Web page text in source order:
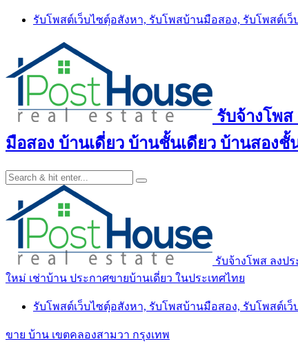
Skip
รับโพสต์เว็บไซตฺ์อสังหา, รับโพสบ้านมือสอง, รับโพสต์เ
รับจ้างโพ
มือสอง บ้านเดี่ยว บ้านชั้นเดียว บ้านสอง
รับจ้างโพส ลงป
ใหม่ เช่าบ้าน ประกาศขายบ้านเดี่ยว ในประเทศไทย
รับโพสต์เว็บไซตฺ์อสังหา, รับโพสบ้านมือสอง, รับโพสต์เ
ขาย บ้าน เขตคลองสามวา กรุงเทพ